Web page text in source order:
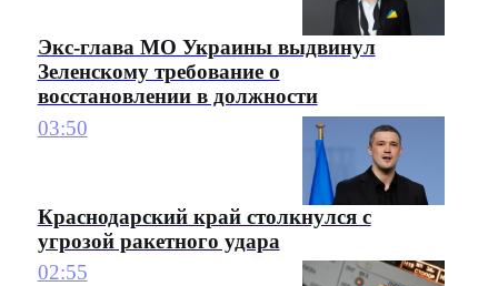
Экс-глава МО Украины выдвинул
Зеленскому требование о
восстановлении в должности
03:50
Краснодарский край столкнулся с
угрозой ракетного удара
02:55